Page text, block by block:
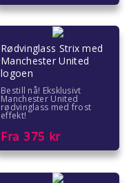
Rødvinglass Strix med
Manchester United
logoen
Bestill nå! Eksklusivt
Manchester United
rødvinglass med frost
effekt!
Fra 375 kr